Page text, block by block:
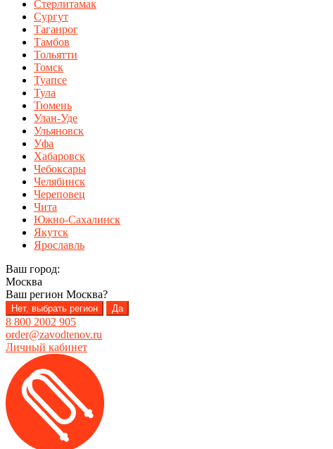
Стерлитамак
Сургут
Таганрог
Тамбов
Тольятти
Томск
Туапсе
Тула
Тюмень
Улан-Уде
Ульяновск
Уфа
Хабаровск
Чебоксары
Челябинск
Череповец
Чита
Южно-Сахалинск
Якутск
Ярославль
Ваш город:
Москва
Ваш регион Москва?
Нет, выбрать регион Да
8 800 2002 905
order@zavodtenov.ru
Личный кабинет
Перейти
навигации
Перейти
содержимому